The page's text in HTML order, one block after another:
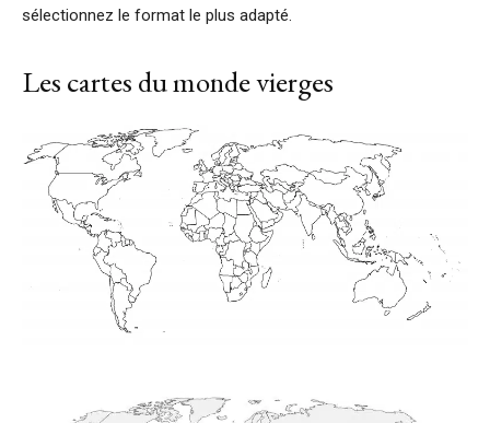
sélectionnez le format le plus adapté.
Les cartes du monde vierges